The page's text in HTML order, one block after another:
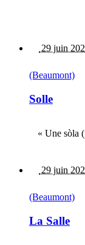
29 juin
(Beaumont)
Solle
« Une sòla
29 juin
(Beaumont)
La Salle